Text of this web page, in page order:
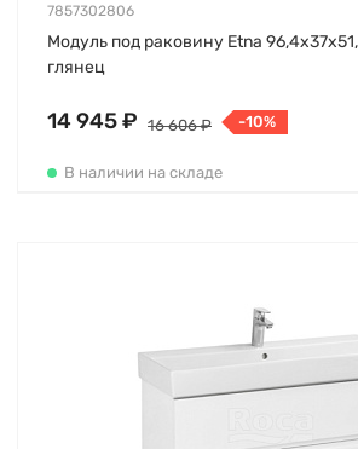
7857302806
Модуль под раковину Etna
глянец
14 945 ₽ 16 606 ₽ -10%
В наличии на складе